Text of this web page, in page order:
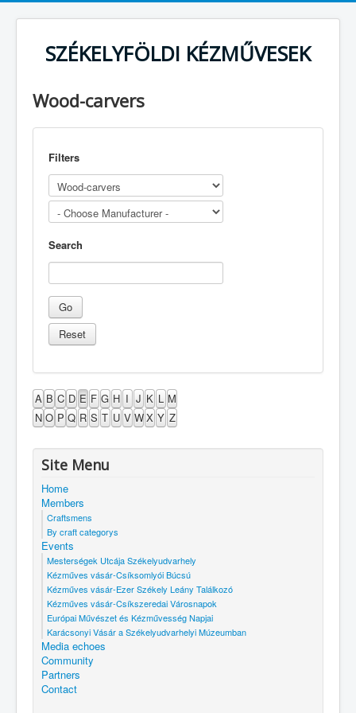
SZÉKELYFÖLDI KÉZMŰVESEK
Wood-carvers
Filters
Search
A B C D E F G H I J K L M
N O P Q R S T U V WX Y Z
Site Menu
Home
Members
Craftsmens
By craft categorys
Events
Mesterségek Utcája Székelyudvarhely
Kézműves vásár-Csíksomlyói Búcsú
Kézműves vásár-Ezer Székely Leány Találkozó
Kézműves vásár-Csíkszeredai Városnapok
Európai Művészet és Kézművesség Napjai
Karácsonyi Vásár a Székelyudvarhelyi Múzeumban
Media echoes
Community
Partners
Contact